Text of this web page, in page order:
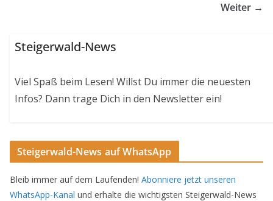
Weiter →
Steigerwald-News
Viel Spaß beim Lesen! Willst Du immer die neuesten
Infos? Dann trage Dich in den Newsletter ein!
Steigerwald-News auf WhatsApp
Bleib immer auf dem Laufenden! Abonniere jetzt unseren
WhatsApp-Kanal und erhalte die wichtigsten Steigerwald-News